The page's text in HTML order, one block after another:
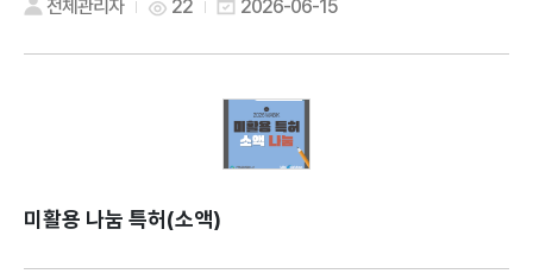
전체관리자 22 2026-06-15
미활용 나눔 특허(소액)